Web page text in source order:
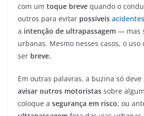
com um toque breve quando o
outros para evitar possíveis acidentes
a intenção de ultrapassagem — mas
urbanas. Mesmo nesses casos, o uso
ser breve.
Em outras palavras, a buzina só
avisar outros motoristas sobre
coloque a segurança em risco, ou